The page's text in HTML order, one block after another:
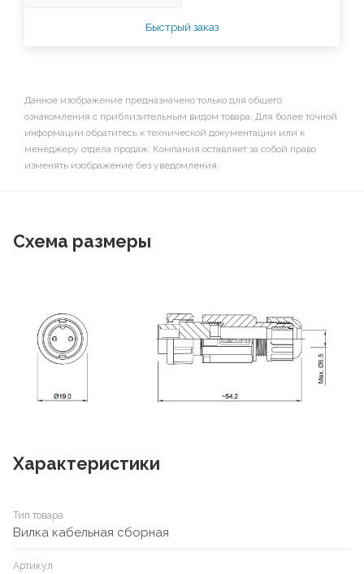
Быстрый заказ
Данное изображение предназначено только для общего
ознакомления с приблизительным видом товара. Для более точной
информации обратитесь к технической документации или к
менеджеру отдела продаж. Компания оставляет за собой право
изменять изображение без уведомления.
Схема размеры
Характеристики
Тип товара
Вилка кабельная сборная
Артикул